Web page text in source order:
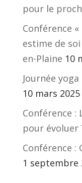
pour le
Conférence
estime de
en-Plaine 10
Journée
10 mars 2025
Conférence :
pour évoluer
Conférence
1 septembre